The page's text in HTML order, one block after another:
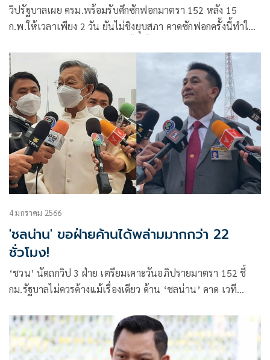
วิปรัฐบาลเผย ครม.พร้อมรับศึกซักฟอกมาตรา 152 หลัง 15
ก.พ.ให้เวลาเพียง 2 วัน ยันไม่ชิงยุบสภา คาดซักฟอกครั้งนี้ทำให้
4 มกราคม 2566
'ชลน่าน' ขอฝ่ายค้านได้พล่ามมากกว่า 22
ชั่วโมง!
‘ชวน’ นัดถกวิป 3 ฝ่าย เตรียมเคาะวันอภิปรายมาตรา 152 ชี้
กม.รัฐบาลไม่ควรค้างแม้เรื่องเดียว ด้าน ‘ชลน่าน’ คาด เวที
22 ชม.